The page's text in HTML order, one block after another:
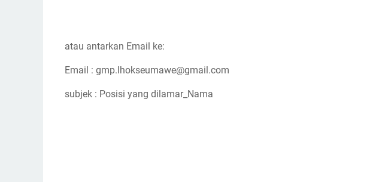
atau antarkan Email ke:
Email : gmp.lhokseumawe@gmail.com
subjek : Posisi yang dilamar_Nama